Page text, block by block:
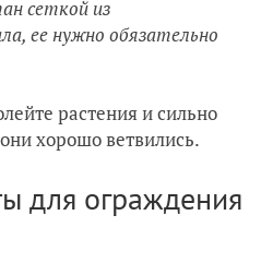
сеткой из
ее нужно обязательно
растения и сильно
хорошо ветвились.
для ограждения